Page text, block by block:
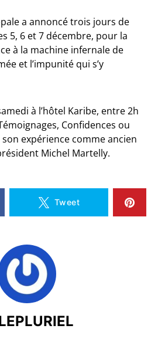
a annoncé trois jours de
5, 6 et 7 décembre, pour la
à la machine infernale de
et l’impunité qui s’y
à l’hôtel Karibe, entre 2h
Confidences ou
expérience comme ancien
Michel Martelly.
Tweet